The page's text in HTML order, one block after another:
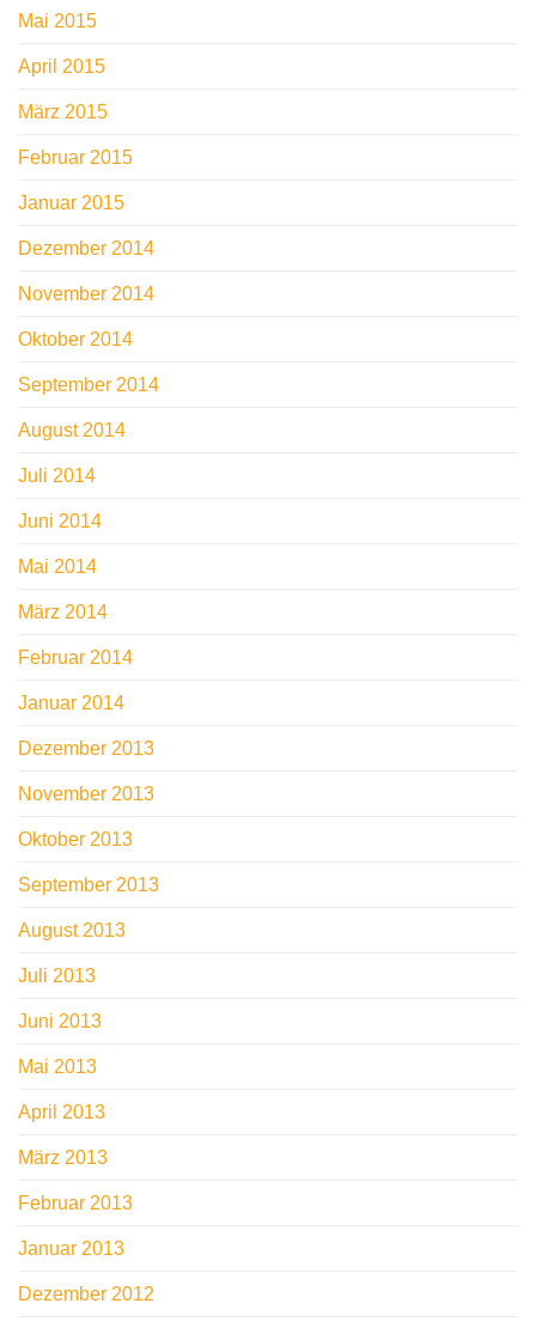
Mai 2015
April 2015
März 2015
Februar 2015
Januar 2015
Dezember 2014
November 2014
Oktober 2014
September 2014
August 2014
Juli 2014
Juni 2014
Mai 2014
März 2014
Februar 2014
Januar 2014
Dezember 2013
November 2013
Oktober 2013
September 2013
August 2013
Juli 2013
Juni 2013
Mai 2013
April 2013
März 2013
Februar 2013
Januar 2013
Dezember 2012